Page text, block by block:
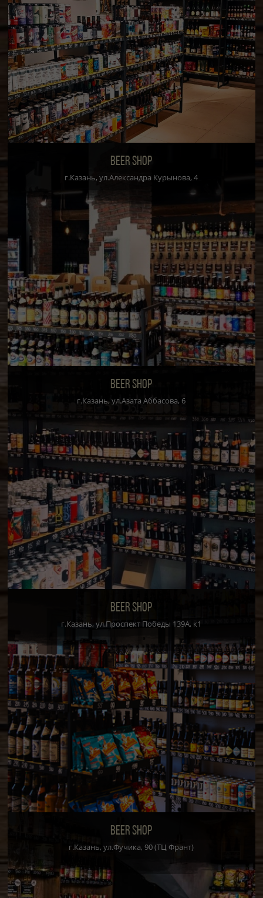
BEER SHOP
г.Казань, ул.Александра Курынова, 4
BEER SHOP
г.Казань, ул.Азата Аббасова, 6
BEER SHOP
г.Казань, ул.Проспект Победы 139А, к1
BEER SHOP
г.Казань, ул.Фучика, 90 (ТЦ Франт)